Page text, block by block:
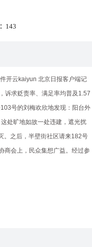
143
开云kaiyun 北京日报客户端记
诉求贬责率、满足率均普及1.57
号的刘梅欢欣地发现：阳台外
处旷地如故一处违建，遮光扰
。之后，半壁街社区请来182号
商会上，民众集想广益。经过参